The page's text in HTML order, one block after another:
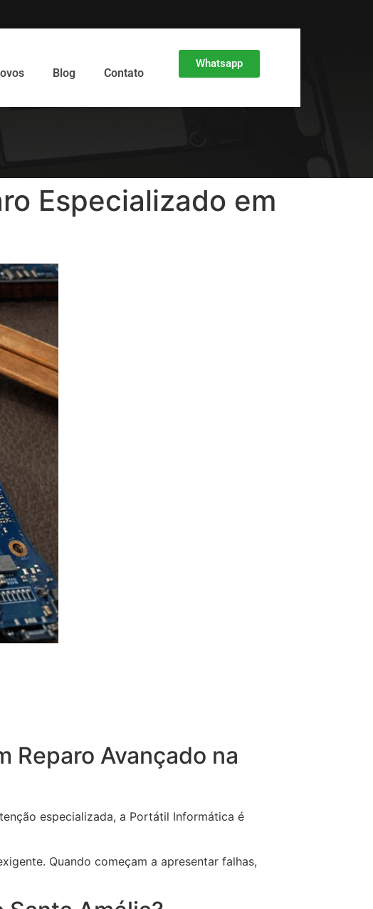
Blog Contato
Whatsapp
Especializado em
Reparo Avançado na
especializada, a Portátil Informática é
Quando começam a apresentar falhas,